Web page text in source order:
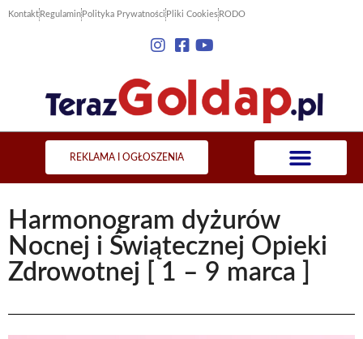
Kontakt Regulamin Polityka Prywatności Pliki Cookies RODO
REKLAMA I OGŁOSZENIA
Harmonogram dyżurów
Nocnej i Świątecznej Opieki
Zdrowotnej [ 1 – 9 marca ]